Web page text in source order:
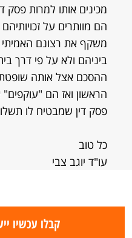
מכינים אותו למרות פסק
הם מוותרים על
משקף את רצונם
ביניהם ולא על פי דרך
ההסכם אצל אותה
הראשון ואז הם
פסק דין שמבטיח לו
כל טוב
עו"ד יוגב צבי
קבלו עכשיו